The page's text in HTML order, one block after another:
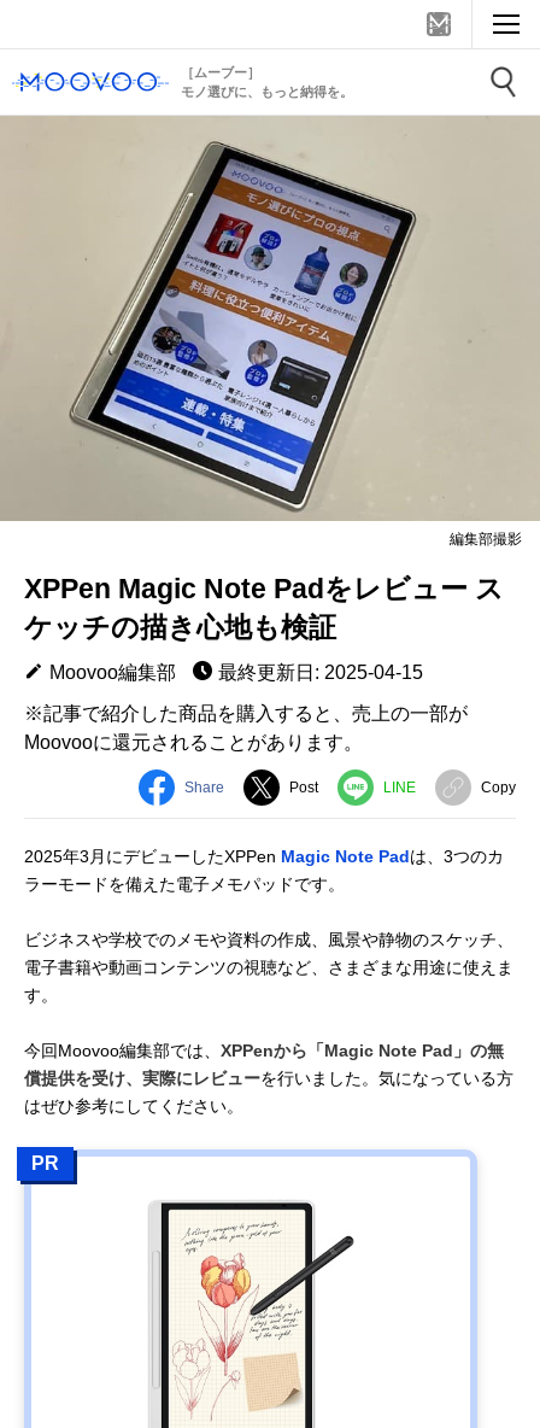
［ムーブー］
モノ選びに、もっと納得を。
編集部撮影
XPPen Magic Note Padをレビュー ス
ケッチの描き心地も検証
Moovoo編集部
最終更新日: 2025-04-15
※記事で紹介した商品を購入すると、売上の一部が
Moovooに還元されることがあります。
Share Post LINE Copy
2025年3月にデビューしたXPPen Magic Note Padは、3つのカ
ラーモードを備えた電子メモパッドです。
ビジネスや学校でのメモや資料の作成、風景や静物のスケッチ、
電子書籍や動画コンテンツの視聴など、さまざまな用途に使えま
す。
今回Moovoo編集部では、 XPPenから「Magic Note Pad」の無
償提供を受け、実際にレビューを行いました。気になっている方
はぜひ参考にしてください。
PR